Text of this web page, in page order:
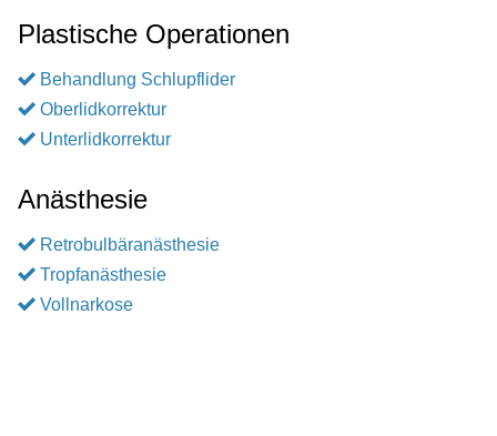
Plastische Operationen
Behandlung Schlupflider
Oberlidkorrektur
Unterlidkorrektur
Anästhesie
Retrobulbäranästhesie
Tropfanästhesie
Vollnarkose